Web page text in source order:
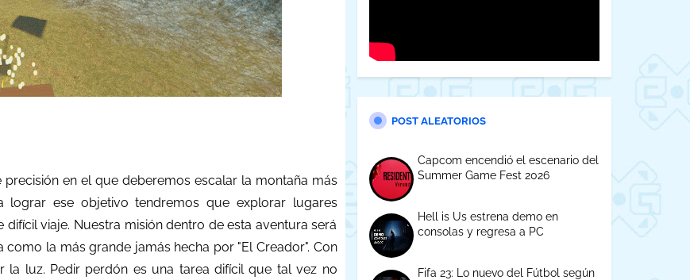
en el que deberemos escalar la montaña más
ese objetivo tendremos que explorar lugares
viaje. Nuestra misión dentro de esta aventura será
la más grande jamás hecha por "El Creador". Con
la luz. Pedir perdón es una tarea difícil que tal vez no
POST ALEATORIOS
Capcom encendió el escenario del
Summer Game Fest 2026
Hell is Us estrena demo en
consolas y regresa a PC
Fifa 23: Lo nuevo del Fútbol según